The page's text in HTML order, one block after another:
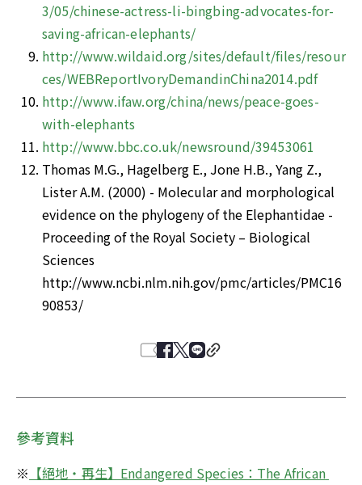
3/05/chinese-actress-li-bingbing-advocates-for-
saving-african-elephants/
http://www.wildaid.org/sites/default/files/resour
ces/WEBReportIvoryDemandinChina2014.pdf
http://www.ifaw.org/china/news/peace-goes-
with-elephants
http://www.bbc.co.uk/newsround/39453061
Thomas M.G., Hagelberg E., Jone H.B., Yang Z.,
Lister A.M. (2000) - Molecular and morphological
evidence on the phylogeny of the Elephantidae -
Proceeding of the Royal Society – Biological
Sciences
http://www.ncbi.nlm.nih.gov/pmc/articles/PMC16
90853/
參考資料
※ 【絕地‧再生】Endangered Species：The African